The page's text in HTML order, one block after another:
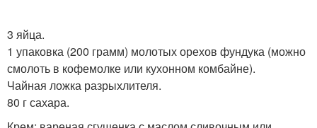
3 яйца.
1 упаковка (200 грамм) молотых орехов фундука (можно
смолоть в кофемолке или кухонном комбайне).
Чайная ложка разрыхлителя.
80 г сахара.